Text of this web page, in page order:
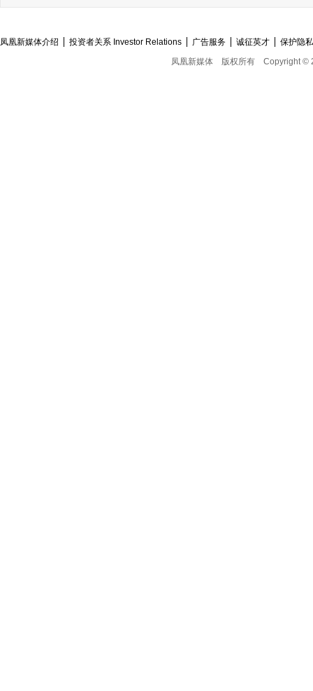
凤凰新媒体介绍 投资者关系 Investor Relations 广告服务 诚征英才
保护隐
凤凰新媒体
版权所有 Copyright ©